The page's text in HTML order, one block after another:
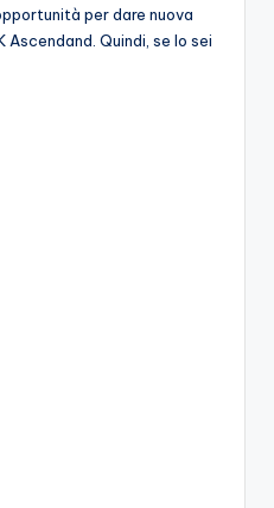
per dare nuova
Quindi, se lo sei